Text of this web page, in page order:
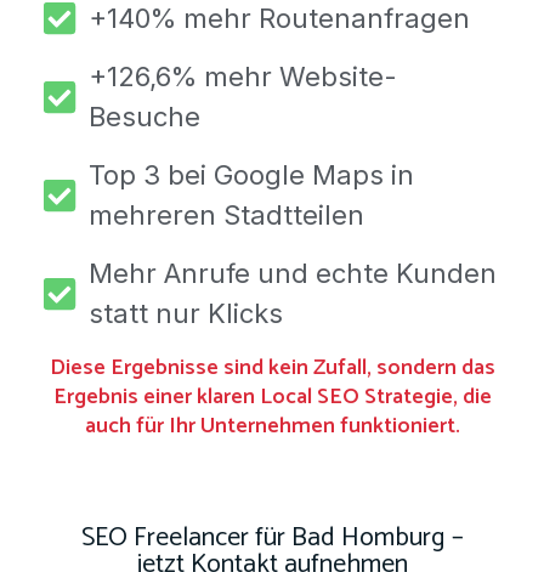
+140% mehr Routenanfragen
+126,6% mehr Website-
Besuche
Top 3 bei Google Maps in
mehreren Stadtteilen
Mehr Anrufe und echte Kunden
statt nur Klicks
Diese Ergebnisse sind kein Zufall, sondern das
Ergebnis einer klaren Local SEO Strategie, die
auch für Ihr Unternehmen funktioniert.
SEO Freelancer für Bad Homburg –